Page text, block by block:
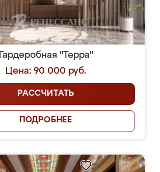
Гардеробная "Терра"
Цена: 90 000 руб.
РАССЧИТАТЬ
ПОДРОБНЕЕ